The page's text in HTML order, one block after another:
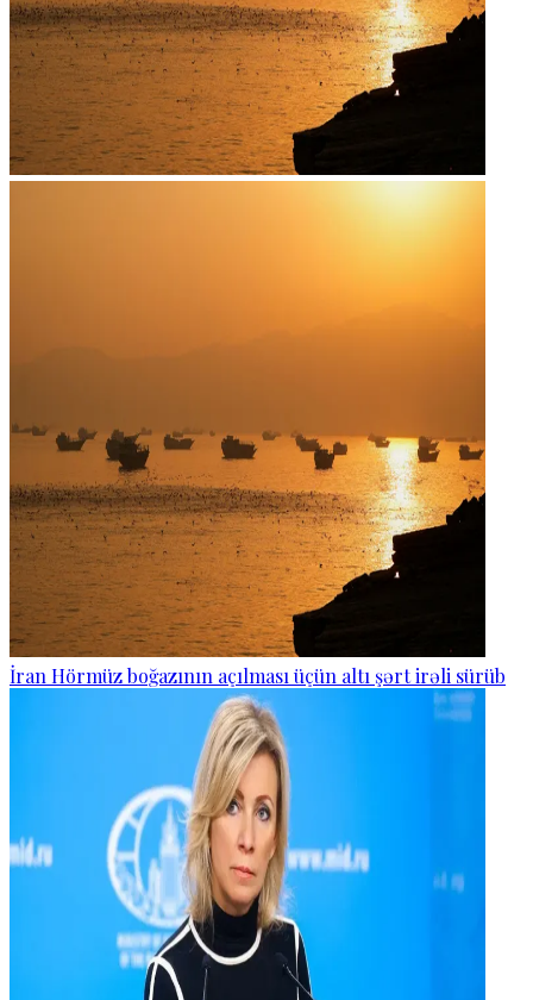
İran Hörmüz boğazının açılması üçün altı şərt irəli sürüb